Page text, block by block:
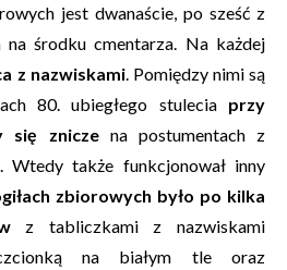
jest dwanaście, po sześć z
środku cmentarza. Na każdej
z nazwiskami. Pomiędzy nimi są
80. ubiegłego stulecia przy
się zniczena postumentach z
. Wtedy także funkcjonował inny
zbiorowych było po kilka
z tabliczkami z nazwiskami
na białym tle oraz